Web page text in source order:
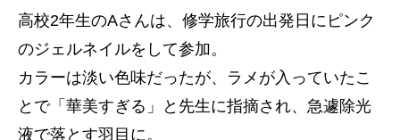
高校2年生のAさんは、修学旅行の出発日にピンク
のジェルネイルをして参加。
カラーは淡い色味だったが、ラメが入っていたこ
とで「華美すぎる」と先生に指摘され、急遽除光
液で落とす羽目に。